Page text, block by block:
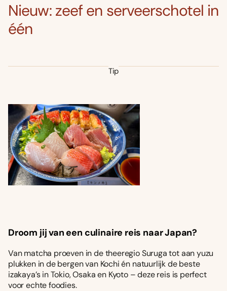
Nieuw: zeef en serveerschotel in
één
Tip
Droom jij van een culinaire reis naar Japan?
Van matcha proeven in de theeregio Suruga tot aan yuzu
plukken in de bergen van Kochi én natuurlijk de beste
izakaya’s in Tokio, Osaka en Kyoto – deze reis is perfect
voor echte foodies.